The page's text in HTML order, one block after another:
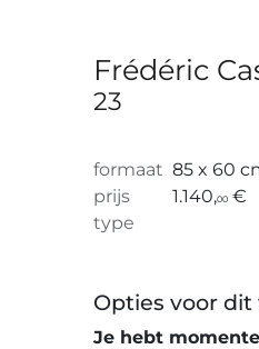
Frédéric
23
formaat 85 x 60
prijs
1.140,00 €
type
Opties voor dit
Je hebt